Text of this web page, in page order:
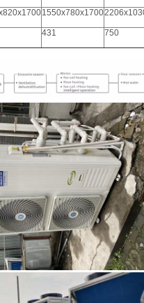
1550x780x1700
431 750